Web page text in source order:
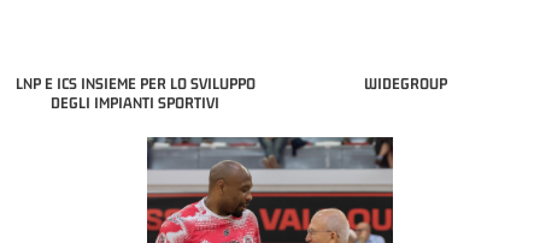
LNP E ICS INSIEME PER LO SVILUPPO
DEGLI IMPIANTI SPORTIVI
WIDEGROUP